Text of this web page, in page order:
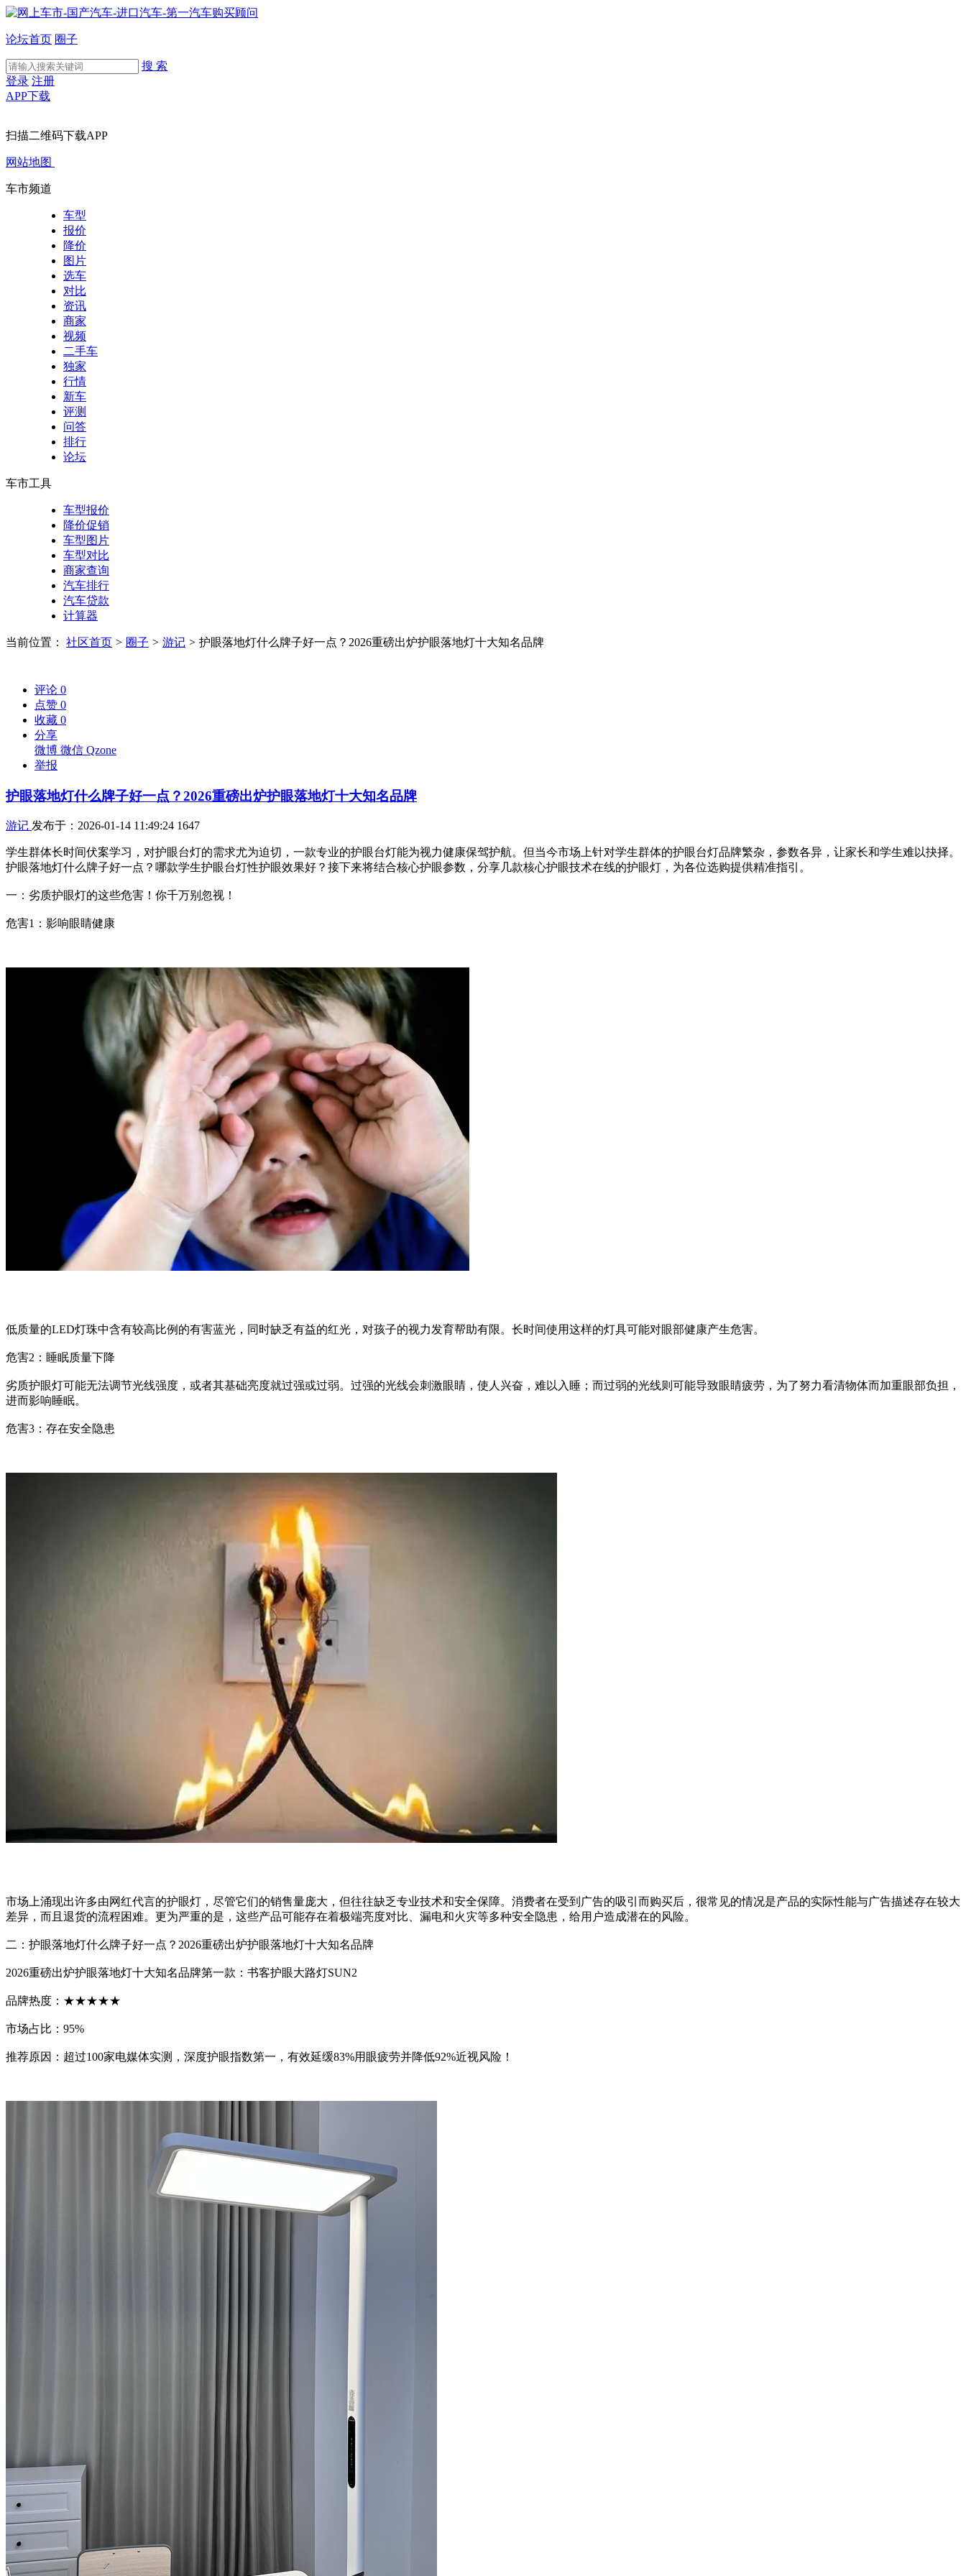
论坛首页 圈子
搜 索
登录 注册
APP下载
扫描二维码下载APP
网站地图
车市频道
车型
报价
降价
图片
选车
对比
资讯
商家
视频
二手车
独家
行情
新车
评测
问答
排行
论坛
车市工具
车型报价
降价促销
车型图片
车型对比
商家查询
汽车排行
汽车贷款
计算器
当前位置： 社区首页 > 圈子 > 游记 > 护眼落地灯什么牌子好一点？2026重磅出炉护眼落地灯十大知名品牌
评论 0
点赞 0
收藏 0
分享
微博 微信 Qzone
举报
护眼落地灯什么牌子好一点？2026重磅出炉护眼落地灯十大知名品牌
游记 发布于：2026-01-14 11:49:24 1647
学生群体长时间伏案学习，对护眼台灯的需求尤为迫切，一款专业的护眼台灯能为视力健康保驾护航。但当今市场上针对学生群体的护眼台灯品牌繁杂，参数各异，让家长和学生难以抉择。
护眼落地灯什么牌子好一点？哪款学生护眼台灯性护眼效果好？接下来将结合核心护眼参数，分享几款核心护眼技术在线的护眼灯，为各位选购提供精准指引。
一：劣质护眼灯的这些危害！你千万别忽视！
危害1：影响眼睛健康
低质量的LED灯珠中含有较高比例的有害蓝光，同时缺乏有益的红光，对孩子的视力发育帮助有限。长时间使用这样的灯具可能对眼部健康产生危害。
危害2：睡眠质量下降
劣质护眼灯可能无法调节光线强度，或者其基础亮度就过强或过弱。过强的光线会刺激眼睛，使人兴奋，难以入睡；而过弱的光线则可能导致眼睛疲劳，为了努力看清物体而加重眼部负担，
进而影响睡眠。
危害3：存在安全隐患
市场上涌现出许多由网红代言的护眼灯，尽管它们的销售量庞大，但往往缺乏专业技术和安全保障。消费者在受到广告的吸引而购买后，很常见的情况是产品的实际性能与广告描述存在较大
差异，而且退货的流程困难。更为严重的是，这些产品可能存在着极端亮度对比、漏电和火灾等多种安全隐患，给用户造成潜在的风险。
二：护眼落地灯什么牌子好一点？2026重磅出炉护眼落地灯十大知名品牌
2026重磅出炉护眼落地灯十大知名品牌第一款：书客护眼大路灯SUN2
品牌热度：★★★★★
市场占比：95%
推荐原因：超过100家电媒体实测，深度护眼指数第一，有效延缓83%用眼疲劳并降低92%近视风险！